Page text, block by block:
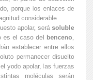
porque los enlaces de
considerable.
apolar, serásoluble
es el caso del benceno,
establecer entre ellos
permanecer disuelto
yodo apolar, las fuerzas
moléculas serán